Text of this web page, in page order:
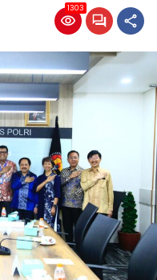
1303